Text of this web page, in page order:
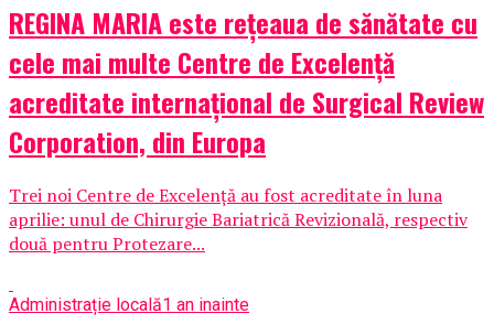
REGINA MARIA este rețeaua de sănătate cu
cele mai multe Centre de Excelență
acreditate internațional de Surgical Review
Corporation, din Europa
Trei noi Centre de Excelență au fost acreditate în luna
aprilie: unul de Chirurgie Bariatrică Revizională, respectiv
două pentru Protezare...
Administrație locală1 an inainte